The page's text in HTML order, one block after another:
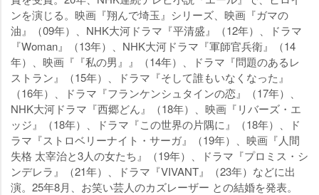
ンを演じる。映画『翔んで埼玉』シリーズ、映画『ガマの
油』（09年）、NHK大河ドラマ『平清盛』（12年）、ドラマ
『Woman』（13年）、NHK大河ドラマ『軍師官兵衛』（14
年）、映画『『私の男』』（14年）、ドラマ『問題のあるレ
ストラン』（15年）、ドラマ『そして誰もいなくなった』
（16年）、ドラマ『フランケンシュタインの恋』（17年）、
NHK大河ドラマ『西郷どん』（18年）、映画『リバーズ・エ
ッジ』（18年）、ドラマ『この世界の片隅に』（18年）、ド
ラマ『ストロベリーナイト・サーガ』（19年）、映画『人間
失格 太宰治と3人の女たち』（19年）、ドラマ『プロミス・シ
ンデレラ』（21年）、ドラマ『VIVANT』（23年）などに出
演。25年8月、お笑い芸人のカズレーザー との結婚を発表。